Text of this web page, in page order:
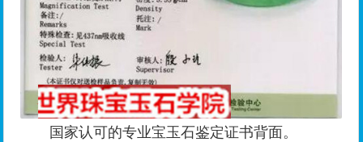
国家认可的专业宝玉石鉴定证书背面。